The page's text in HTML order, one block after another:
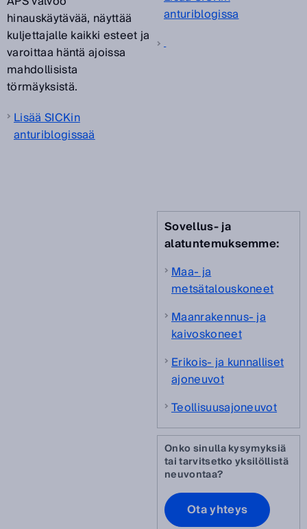
hinauskäytävää, näyttää
kuljettajalle kaikki esteet ja
varoittaa häntä ajoissa
mahdollisista
törmäyksistä.
Lisää SICKin
anturiblogissaä
anturiblogissa
Sovellus- ja
alatuntemuksemme:
Maa- ja
metsätalouskoneet
Maanrakennus- ja
kaivoskoneet
Erikois- ja kunnalliset
ajoneuvot
Teollisuusajoneuvot
Onko sinulla kysymyksiä
tai tarvitsetko yksilöllistä
neuvontaa?
Ota yhteys